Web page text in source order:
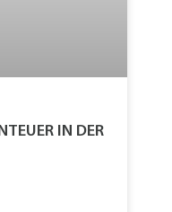
IN DER